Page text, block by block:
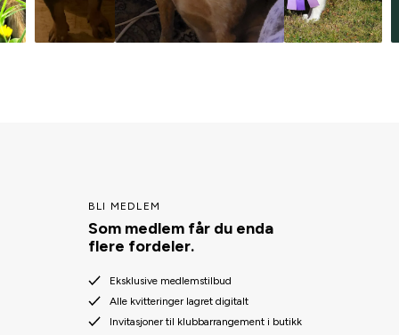
BLI MEDLEM
Som medlem får du enda
flere fordeler.
Eksklusive medlemstilbud
Alle kvitteringer lagret digitalt
Invitasjoner til klubbarrangement i butikk